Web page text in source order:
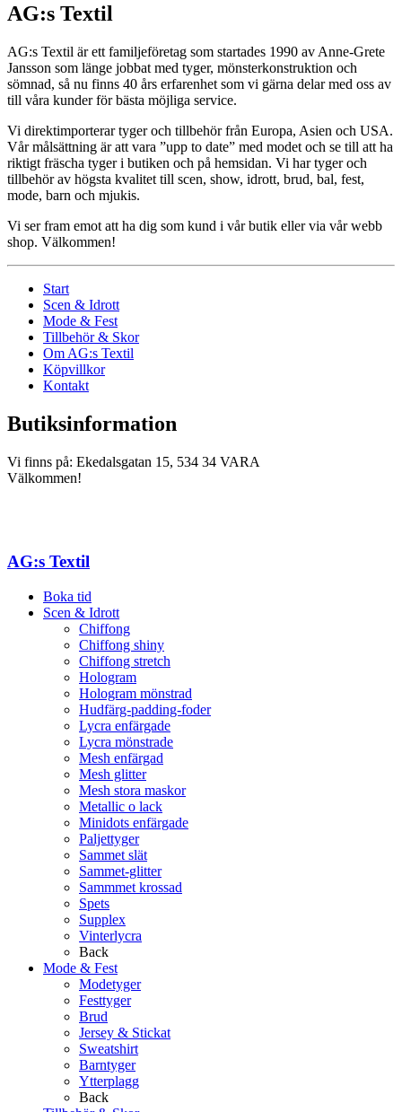
AG:s Textil
AG:s Textil är ett familjeföretag som startades 1990 av Anne-Grete
Jansson som länge jobbat med tyger, mönsterkonstruktion och
sömnad, så nu finns 40 års erfarenhet som vi gärna delar med oss av
till våra kunder för bästa möjliga service.
Vi direktimporterar tyger och tillbehör från Europa, Asien och USA.
Vår målsättning är att vara ”upp to date” med modet och se till att ha
riktigt fräscha tyger i butiken och på hemsidan. Vi har tyger och
tillbehör av högsta kvalitet till scen, show, idrott, brud, bal, fest,
mode, barn och mjukis.
Vi ser fram emot att ha dig som kund i vår butik eller via vår webb
shop. Välkommen!
Start
Scen & Idrott
Mode & Fest
Tillbehör & Skor
Om AG:s Textil
Köpvillkor
Kontakt
Butiksinformation
Vi finns på: Ekedalsgatan 15, 534 34 VARA
Välkommen!
AG:s Textil
Boka tid
Scen & Idrott
Chiffong
Chiffong shiny
Chiffong stretch
Hologram
Hologram mönstrad
Hudfärg-padding-foder
Lycra enfärgade
Lycra mönstrade
Mesh enfärgad
Mesh glitter
Mesh stora maskor
Metallic o lack
Minidots enfärgade
Paljettyger
Sammet slät
Sammet-glitter
Sammmet krossad
Spets
Supplex
Vinterlycra
Back
Mode & Fest
Modetyger
Festtyger
Brud
Jersey & Stickat
Sweatshirt
Barntyger
Ytterplagg
Back